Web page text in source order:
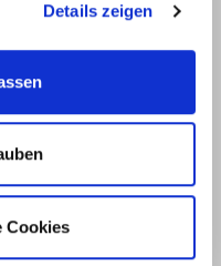
Details zeigen
Cookies